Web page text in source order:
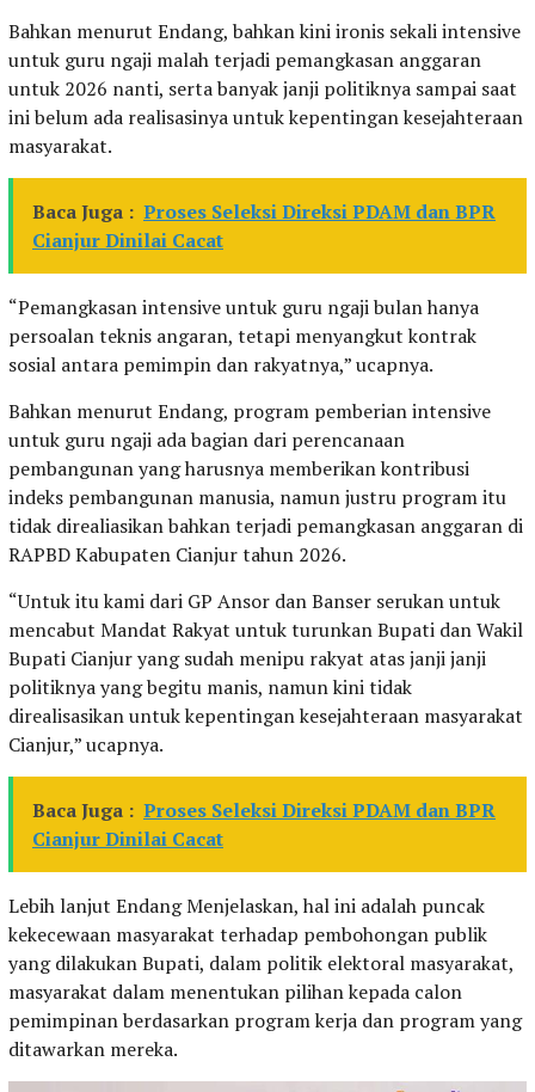
Bahkan menurut Endang, bahkan kini ironis sekali intensive
untuk guru ngaji malah terjadi pemangkasan anggaran
untuk 2026 nanti, serta banyak janji politiknya sampai saat
ini belum ada realisasinya untuk kepentingan kesejahteraan
masyarakat.
Baca Juga : Proses Seleksi Direksi PDAM dan BPR
Cianjur Dinilai Cacat
“Pemangkasan intensive untuk guru ngaji bulan hanya
persoalan teknis angaran, tetapi menyangkut kontrak
sosial antara pemimpin dan rakyatnya,” ucapnya.
Bahkan menurut Endang, program pemberian intensive
untuk guru ngaji ada bagian dari perencanaan
pembangunan yang harusnya memberikan kontribusi
indeks pembangunan manusia, namun justru program itu
tidak direaliasikan bahkan terjadi pemangkasan anggaran di
RAPBD Kabupaten Cianjur tahun 2026.
“Untuk itu kami dari GP Ansor dan Banser serukan untuk
mencabut Mandat Rakyat untuk turunkan Bupati dan Wakil
Bupati Cianjur yang sudah menipu rakyat atas janji janji
politiknya yang begitu manis, namun kini tidak
direalisasikan untuk kepentingan kesejahteraan masyarakat
Cianjur,” ucapnya.
Baca Juga : Proses Seleksi Direksi PDAM dan BPR
Cianjur Dinilai Cacat
Lebih lanjut Endang Menjelaskan, hal ini adalah puncak
kekecewaan masyarakat terhadap pembohongan publik
yang dilakukan Bupati, dalam politik elektoral masyarakat,
masyarakat dalam menentukan pilihan kepada calon
pemimpinan berdasarkan program kerja dan program yang
ditawarkan mereka.